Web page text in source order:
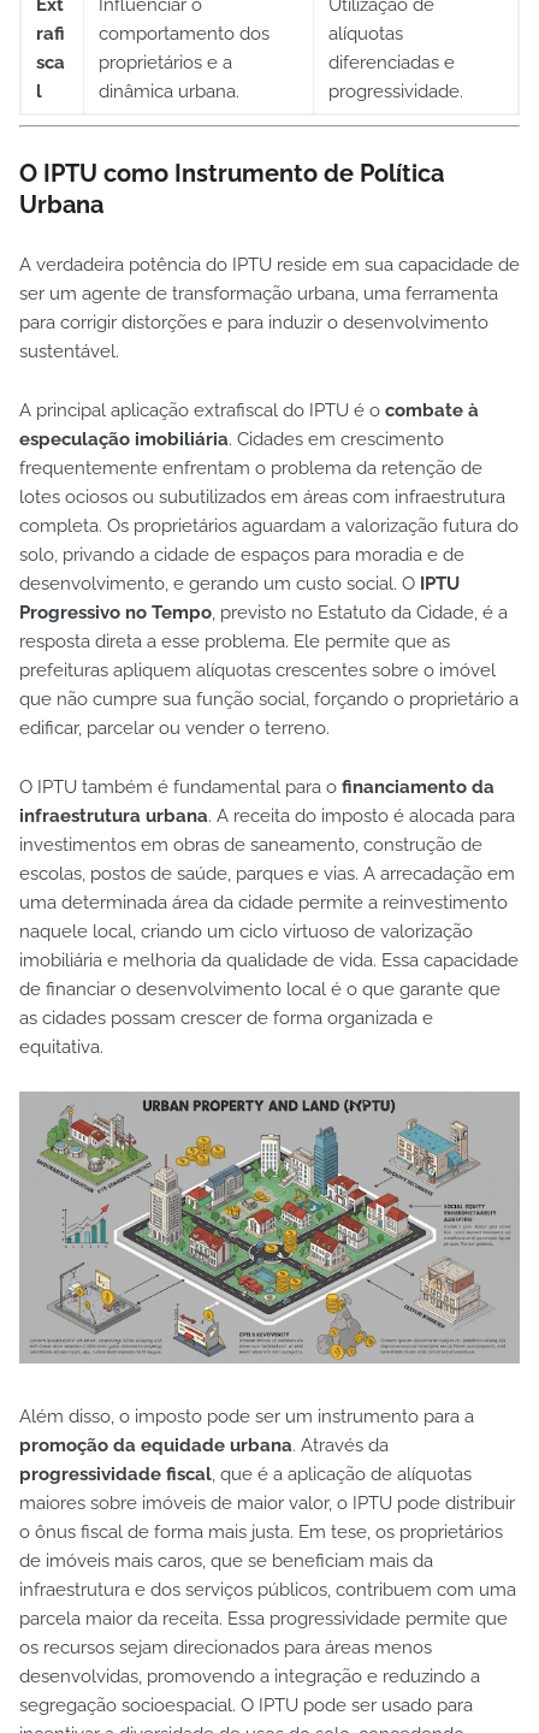
Ext
rafi
sca
l
Influenciar o
comportamento dos
proprietários e a
dinâmica urbana.
Utilização de
alíquotas
diferenciadas e
progressividade.
O IPTU como Instrumento de Política
Urbana
A verdadeira potência do IPTU reside em sua capacidade de
ser um agente de transformação urbana, uma ferramenta
para corrigir distorções e para induzir o desenvolvimento
sustentável.
A principal aplicação extrafiscal do IPTU é o combate à
especulação imobiliária. Cidades em crescimento
frequentemente enfrentam o problema da retenção de
lotes ociosos ou subutilizados em áreas com infraestrutura
completa. Os proprietários aguardam a valorização futura do
solo, privando a cidade de espaços para moradia e de
desenvolvimento, e gerando um custo social. O IPTU
Progressivo no Tempo, previsto no Estatuto da Cidade, é a
resposta direta a esse problema. Ele permite que as
prefeituras apliquem alíquotas crescentes sobre o imóvel
que não cumpre sua função social, forçando o proprietário a
edificar, parcelar ou vender o terreno.
O IPTU também é fundamental para o financiamento da
infraestrutura urbana. A receita do imposto é alocada para
investimentos em obras de saneamento, construção de
escolas, postos de saúde, parques e vias. A arrecadação em
uma determinada área da cidade permite a reinvestimento
naquele local, criando um ciclo virtuoso de valorização
imobiliária e melhoria da qualidade de vida. Essa capacidade
de financiar o desenvolvimento local é o que garante que
as cidades possam crescer de forma organizada e
equitativa.
Além disso, o imposto pode ser um instrumento para a
promoção da equidade urbana. Através da
progressividade fiscal, que é a aplicação de alíquotas
maiores sobre imóveis de maior valor, o IPTU pode distribuir
o ônus fiscal de forma mais justa. Em tese, os proprietários
de imóveis mais caros, que se beneficiam mais da
infraestrutura e dos serviços públicos, contribuem com uma
parcela maior da receita. Essa progressividade permite que
os recursos sejam direcionados para áreas menos
desenvolvidas, promovendo a integração e reduzindo a
segregação socioespacial. O IPTU pode ser usado para